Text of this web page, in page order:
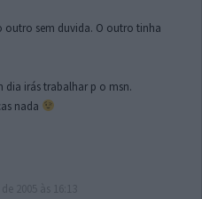
outro sem duvida. O outro tinha
dia irás trabalhar p o msn.
nada